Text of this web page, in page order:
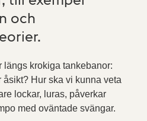
och
längs krokiga tankebanor:
åsikt? Hur ska vi kunna veta
lockar, luras, påverkar
med oväntade svängar.